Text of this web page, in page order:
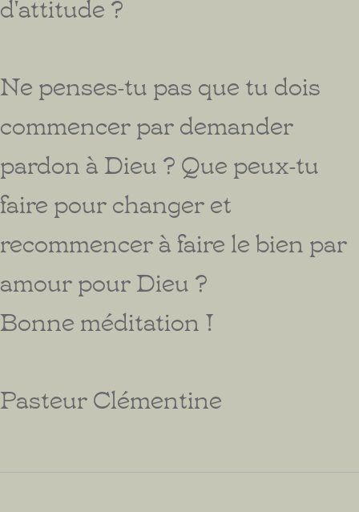
Ne penses-tu pas que tu dois
commencer par demander
pardon à Dieu ? Que peux-tu
faire pour changer et
recommencer à faire le bien par
amour pour Dieu ?
Bonne méditation !
Pasteur Clémentine